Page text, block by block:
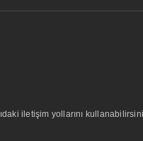
iletişim yollarını